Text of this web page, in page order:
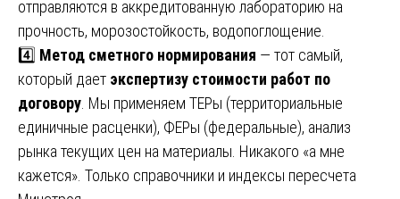
отправляются в аккредитованную лабораторию на
прочность, морозостойкость, водопоглощение.
4️⃣ Метод сметного нормирования — тот самый,
который дает экспертизу стоимости работ по
договору . Мы применяем ТЕРы (территориальные
единичные расценки), ФЕРы (федеральные), анализ
рынка текущих цен на материалы. Никакого «а мне
кажется». Только справочники и индексы пересчета